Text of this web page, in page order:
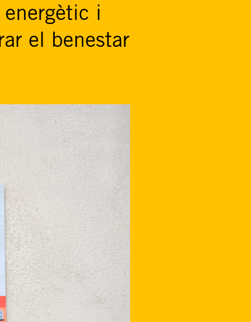
energètic i
el benestar